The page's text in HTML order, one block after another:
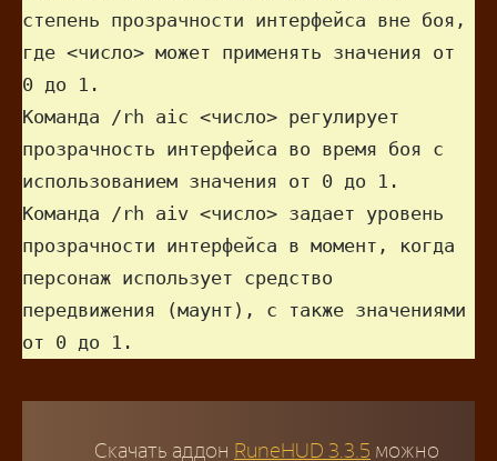
степень прозрачности интерфейса вне боя,
где <число> может применять значения от
0 до 1.
Команда /rh aic <число> регулирует
прозрачность интерфейса во время боя с
использованием значения от 0 до 1.
Команда /rh aiv <число> задает уровень
прозрачности интерфейса в момент, когда
персонаж использует средство
передвижения (маунт), с также значениями
Скачать аддон RuneHUD 3.3.5 можно